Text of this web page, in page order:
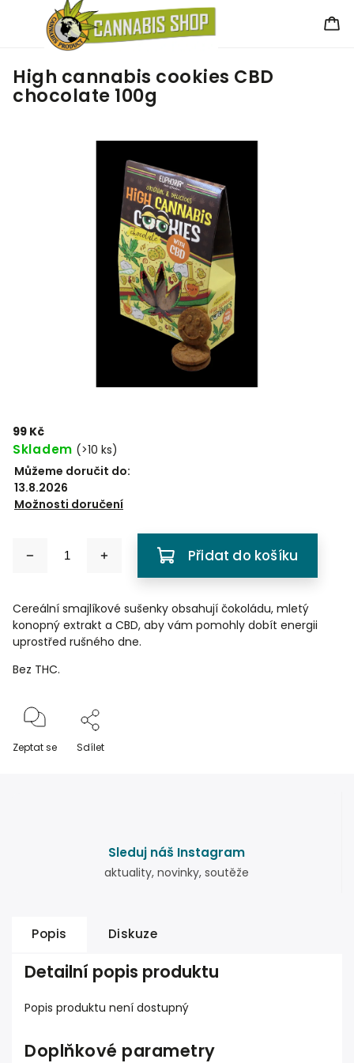
High cannabis cookies CBD
chocolate 100g
99 Kč
Skladem (>10 ks)
Můžeme doručit do:
13.8.2026
Možnosti doručení
Přidat do košíku
Cereální smajlíkové sušenky obsahují čokoládu, mletý
konopný extrakt a CBD, aby vám pomohly dobít energii
uprostřed rušného dne.
Bez THC.
Zeptat se Sdílet
Sleduj náš Instagram
aktuality, novinky, soutěže
Popis Diskuze
Detailní popis produktu
Popis produktu není dostupný
Doplňkové parametry